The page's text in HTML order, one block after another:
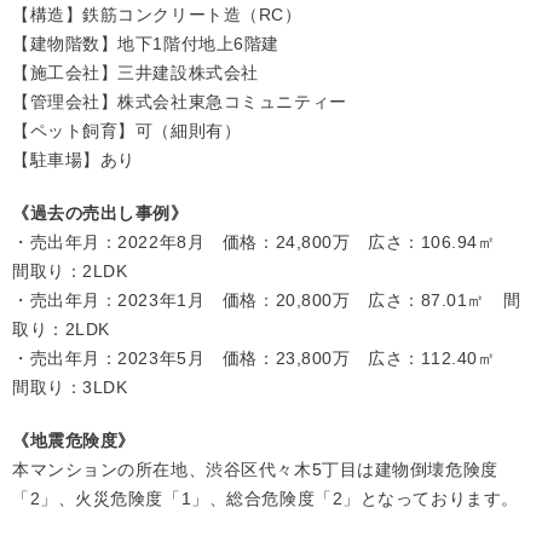
【構造】鉄筋コンクリート造（RC）
【建物階数】地下1階付地上6階建
【施工会社】三井建設株式会社
【管理会社】株式会社東急コミュニティー
【ペット飼育】可（細則有）
【駐車場】あり
《過去の売出し事例》
・売出年月：2022年8月 価格：24,800万 広さ：106.94㎡
間取り：2LDK
・売出年月：2023年1月 価格：20,800万 広さ：87.01㎡ 間
取り：2LDK
・売出年月：2023年5月 価格：23,800万 広さ：112.40㎡
間取り：3LDK
《地震危険度》
本マンションの所在地、渋谷区代々木5丁目は建物倒壊危険度
「2」、火災危険度「1」、総合危険度「2」となっております。